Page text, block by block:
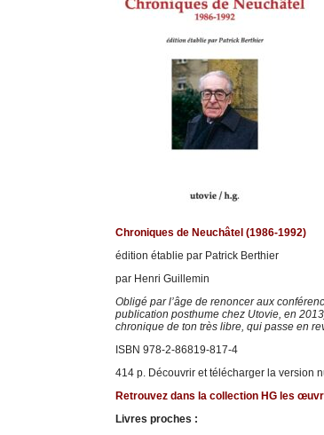
Chroniques de Neuchâtel (1986-1992)
édition établie par Patrick Berthier
par Henri Guillemin
Obligé par l’âge de renoncer aux
publication posthume chez Utovie, en
chronique de ton très libre, qui passe en
ISBN 978-2-86819-817-4
414 p. Découvrir et télécharger la version
Retrouvez dans la collection HG les
Livres proches :